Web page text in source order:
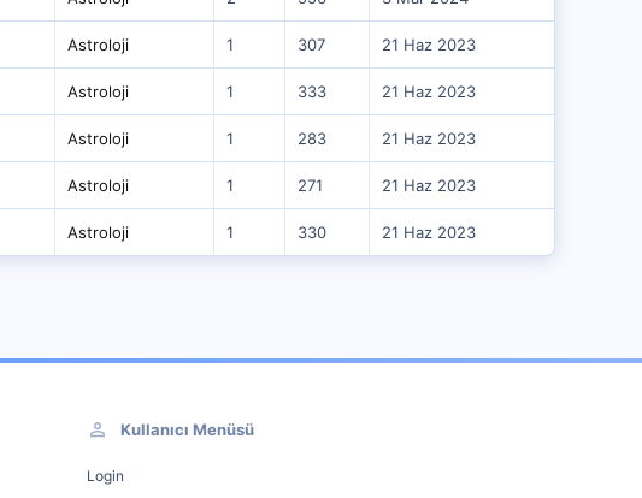
Astroloji 1 307 21 Haz 2023
Astroloji 1 333 21 Haz 2023
Astroloji 1 283 21 Haz 2023
Astroloji 1 271 21 Haz 2023
Astroloji 1 330 21 Haz 2023
Kullanıcı Menüsü
Login